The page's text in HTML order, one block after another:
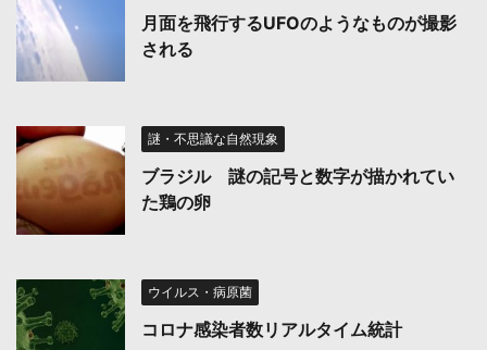
月面を飛行するUFOのようなものが撮影
される
謎・不思議な自然現象
ブラジル 謎の記号と数字が描かれてい
た鶏の卵
ウイルス・病原菌
コロナ感染者数リアルタイム統計